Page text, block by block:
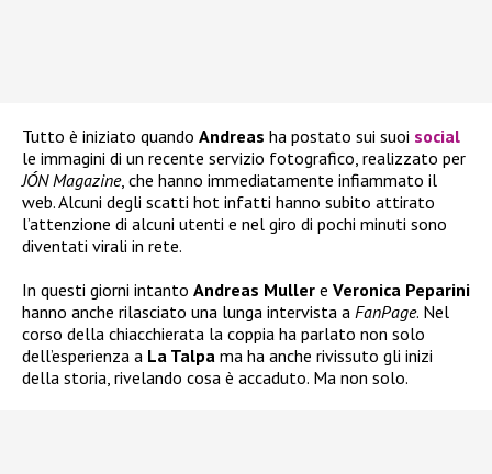
Tutto è iniziato quando Andreas ha postato sui suoi social
le immagini di un recente servizio fotografico, realizzato per
JÓN Magazine, che hanno immediatamente infiammato il
web. Alcuni degli scatti hot infatti hanno subito attirato
l’attenzione di alcuni utenti e nel giro di pochi minuti sono
diventati virali in rete.
In questi giorni intanto Andreas Muller e Veronica Peparini
hanno anche rilasciato una lunga intervista a FanPage. Nel
corso della chiacchierata la coppia ha parlato non solo
dell’esperienza a La Talpa ma ha anche rivissuto gli inizi
della storia, rivelando cosa è accaduto. Ma non solo.